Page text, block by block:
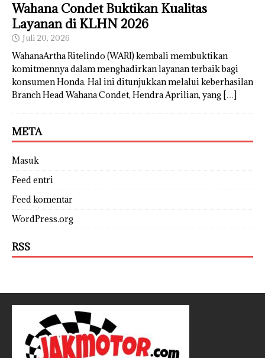
Wahana Condet Buktikan Kualitas
Layanan di KLHN 2026
Juli 20, 2026
WahanaArtha Ritelindo (WARI) kembali membuktikan
komitmennya dalam menghadirkan layanan terbaik bagi
konsumen Honda. Hal ini ditunjukkan melalui keberhasilan
Branch Head Wahana Condet, Hendra Aprilian, yang […]
META
Masuk
Feed entri
Feed komentar
WordPress.org
RSS